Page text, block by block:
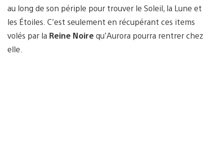
au long de son périple pour trouver le Soleil, la Lune et
les Étoiles. C’est seulement en récupérant ces items
volés par la Reine Noirequ’Aurora pourra rentrer chez
elle.